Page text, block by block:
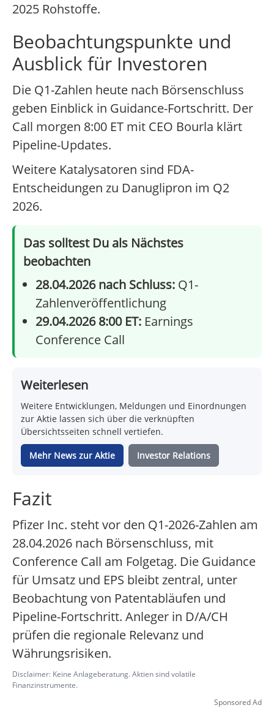
2025 Rohstoffe.
Beobachtungspunkte und
Ausblick für Investoren
Die Q1-Zahlen heute nach Börsenschluss
geben Einblick in Guidance-Fortschritt. Der
Call morgen 8:00 ET mit CEO Bourla klärt
Pipeline-Updates.
Weitere Katalysatoren sind FDA-
Entscheidungen zu Danuglipron im Q2
2026.
Das solltest Du als Nächstes
beobachten
28.04.2026 nach Schluss: Q1-
Zahlenveröffentlichung
29.04.2026 8:00 ET: Earnings
Conference Call
Weiterlesen
Weitere Entwicklungen, Meldungen und Einordnungen
zur Aktie lassen sich über die verknüpften
Übersichtsseiten schnell vertiefen.
Mehr News zur Aktie Investor Relations
Fazit
Pfizer Inc. steht vor den Q1-2026-Zahlen am
28.04.2026 nach Börsenschluss, mit
Conference Call am Folgetag. Die Guidance
für Umsatz und EPS bleibt zentral, unter
Beobachtung von Patentabläufen und
Pipeline-Fortschritt. Anleger in D/A/CH
prüfen die regionale Relevanz und
Währungsrisiken.
Disclaimer: Keine Anlageberatung. Aktien sind volatile
Finanzinstrumente.
Sponsored Ad